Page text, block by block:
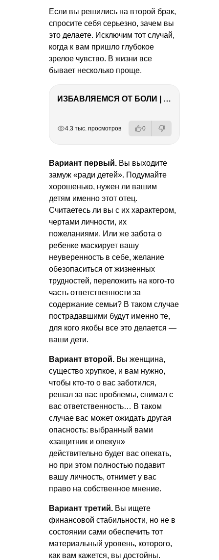
Если вы решились на второй брак,
спросите себя серьезно, зачем вы
это делаете. Исключим тот случай,
когда к вам пришло глубокое
зрелое чувство. В жизни все
бывает несколько проще.
ИЗБАВЛЯЕМСЯ ОТ БОЛИ | Важность режима и питания
4.3 тыс. просмотров 0
Вариант первый. Вы выходите
замуж «ради детей». Подумайте
хорошенько, нужен ли вашим
детям именно этот отец.
Считаетесь ли вы с их характером,
чертами личности, их
пожеланиями. Или же забота о
ребенке маскирует вашу
неуверенность в себе, желание
обезопаситься от жизненных
трудностей, переложить на кого-то
часть ответственности за
содержание семьи? В таком случае
пострадавшими будут именно те,
для кого якобы все это делается —
ваши дети.
Вариант второй. Вы женщина,
существо хрупкое, и вам нужно,
чтобы кто-то о вас заботился,
решал за вас проблемы, снимал с
вас ответственность… В таком
случае вас может ожидать другая
опасность: выбранный вами
«защитник и опекун»
действительно будет вас опекать,
но при этом полностью подавит
вашу личность, отнимет у вас
право на собственное мнение.
Вариант третий. Вы ищете
финансовой стабильности, но не в
состоянии сами обеспечить тот
материальный уровень, которого,
как вам кажется, вы достойны.